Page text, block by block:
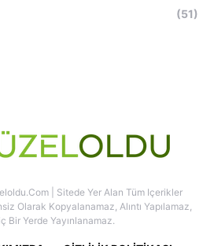
(51)
| Sitede Yer Alan Tüm Içerikler
Olarak Kopyalanamaz, Alıntı Yapılamaz,
Bir Yerde Yayınlanamaz.